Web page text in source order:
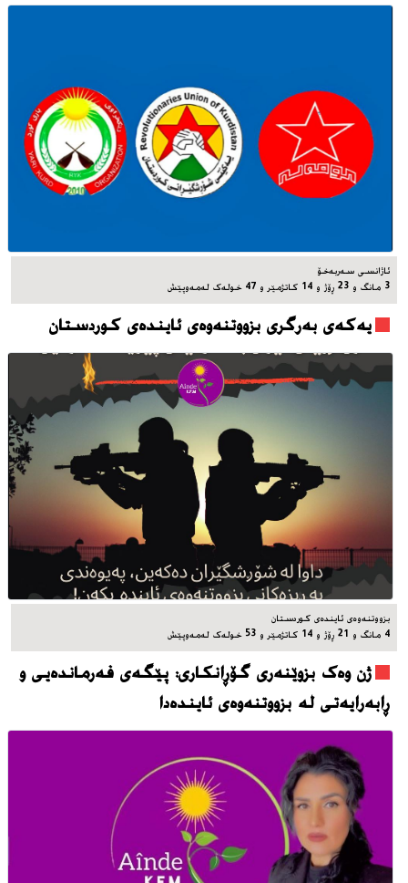
ئاژانسی سه‌ربه‌خۆ
3 مانگ و 23 ڕۆژ و 14 کاتژمێر و 47 خوله‌ک له‌مه‌وپێش‌
یه‌که‌ی به‌رگری بزووتنه‌وه‌ی ئاینده‌ی کوردستان
بزووتنه‌وه‌ی ئاینده‌ی کوردستان
4 مانگ و 21 ڕۆژ و 14 کاتژمێر و 53 خوله‌ک له‌مه‌وپێش‌
ژن وەک بزوێنەری گۆڕانکاری: پێگەی فەرماندەیی و
ڕابەرایەتی لە بزووتنەوەی ئایندەدا